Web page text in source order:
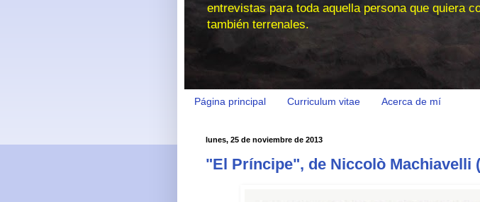
entrevistas para toda aquella persona que quiera
también terrenales.
Página principal Curriculum vitae Acerca de mí
lunes, 25 de noviembre de 2013
"El Príncipe", de Niccolò Machiavelli